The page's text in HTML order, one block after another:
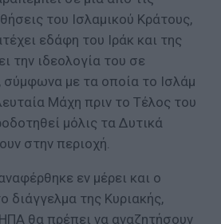
του Ισλαμικού Κράτους,
εδάφη του Ιράκ και της
την ιδεολογία του σε
σύμφωνα με τα οποία το Ισλάμ
Μάχη πριν το Τέλος του
μόλις τα Δυτικά
στην περιοχή.
εν μέρει και ο
της Κυριακής,
θα πρέπει να αναζητήσουν